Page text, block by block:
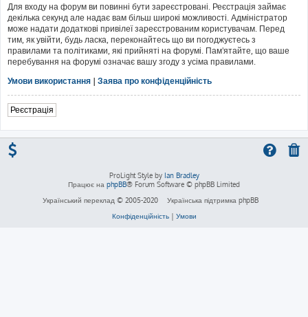
Для входу на форум ви повинні бути зареєстровані. Реєстрація займає
декілька секунд але надає вам більш широкі можливості. Адміністратор
може надати додаткові привілеї зареєстрованим користувачам. Перед
тим, як увійти, будь ласка, переконайтесь що ви погоджуєтесь з
правилами та політиками, які прийняті на форумі. Пам'ятайте, що ваше
перебування на форумі означає вашу згоду з усіма правилами.
Умови використання | Заява про конфіденційність
Реєстрація
ProLight Style by Ian Bradley
Працює на phpBB® Forum Software © phpBB Limited
Український переклад © 2005-2020
Українська підтримка phpBB
Конфіденційність| Умови